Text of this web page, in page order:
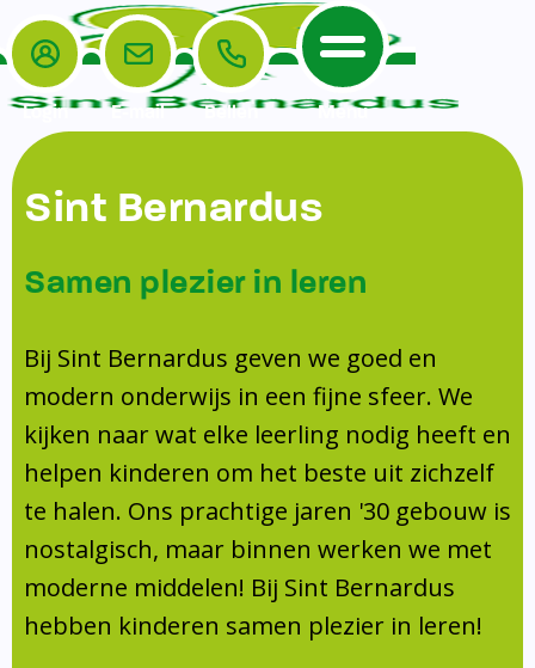
Home
De School
Veiligheidsplan
Onderwijs
Leerlingenraad
Leerlingenzorg
Doorstroomtoets
Jeugdprofessional op school
Centrum Jeugd en Gezin
Schoollogopedie
schoolondersteuningsprofiel
Schooltijden
Absentie
Vakanties
Aanmelden
Het Team
Ouders
Ouders
TussenSchoolse Opvang (TSO)
Ouderraad (OR)
Medezeggenschapsraad (MR)
Formulieren
Klachtenregeling
Contact
Login E-mail Bellen Menu
Sint Bernardus
Samen plezier in leren
Bij Sint Bernardus geven we goed en
modern onderwijs in een fijne sfeer. We
kijken naar wat elke leerling nodig heeft en
helpen kinderen om het beste uit zichzelf
te halen. Ons prachtige jaren '30 gebouw is
nostalgisch, maar binnen werken we met
moderne middelen! Bij Sint Bernardus
hebben kinderen samen plezier in leren!